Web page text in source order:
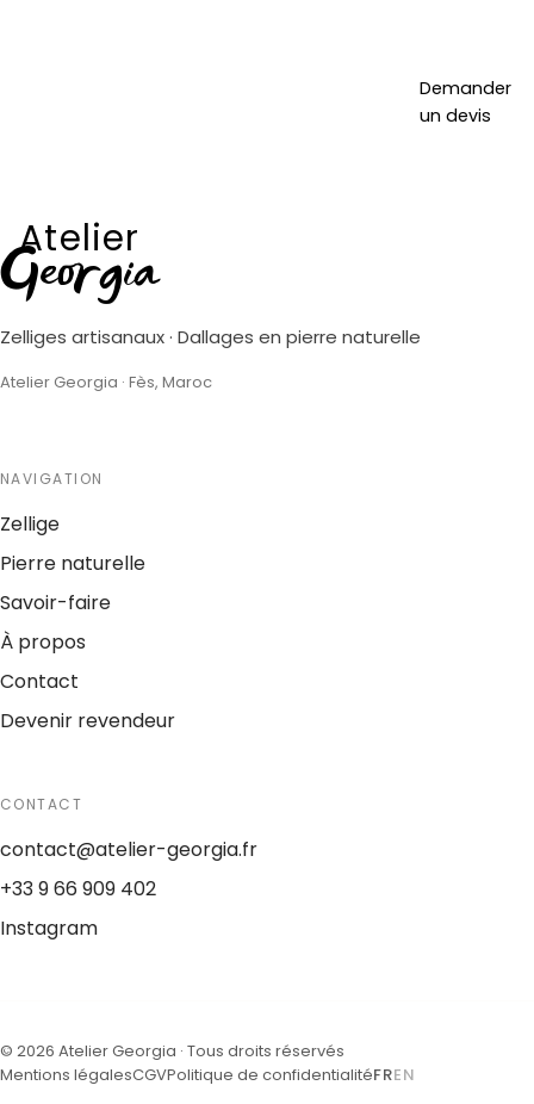
Demander
un devis
Atelier
Georgia
Zelliges artisanaux · Dallages en pierre naturelle
Atelier Georgia · Fès, Maroc
NAVIGATION
Zellige
Pierre naturelle
Savoir-faire
À propos
Contact
Devenir revendeur
CONTACT
contact@atelier-georgia.fr
+33 9 66 909 402
Instagram
© 2026 Atelier Georgia · Tous droits réservés
Mentions légalesCGVPolitique de confidentialitéFREN